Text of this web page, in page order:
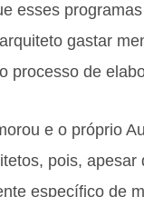
esses
gastar
processo de
e o próprio
pois,
específico de